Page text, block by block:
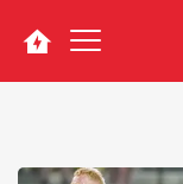
Navigation